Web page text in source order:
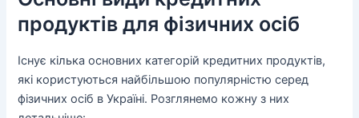
продуктів для фізичних осіб
Існує кілька основних категорій кредитних продуктів,
які користуються найбільшою популярністю серед
фізичних осіб в Україні. Розглянемо кожну з них